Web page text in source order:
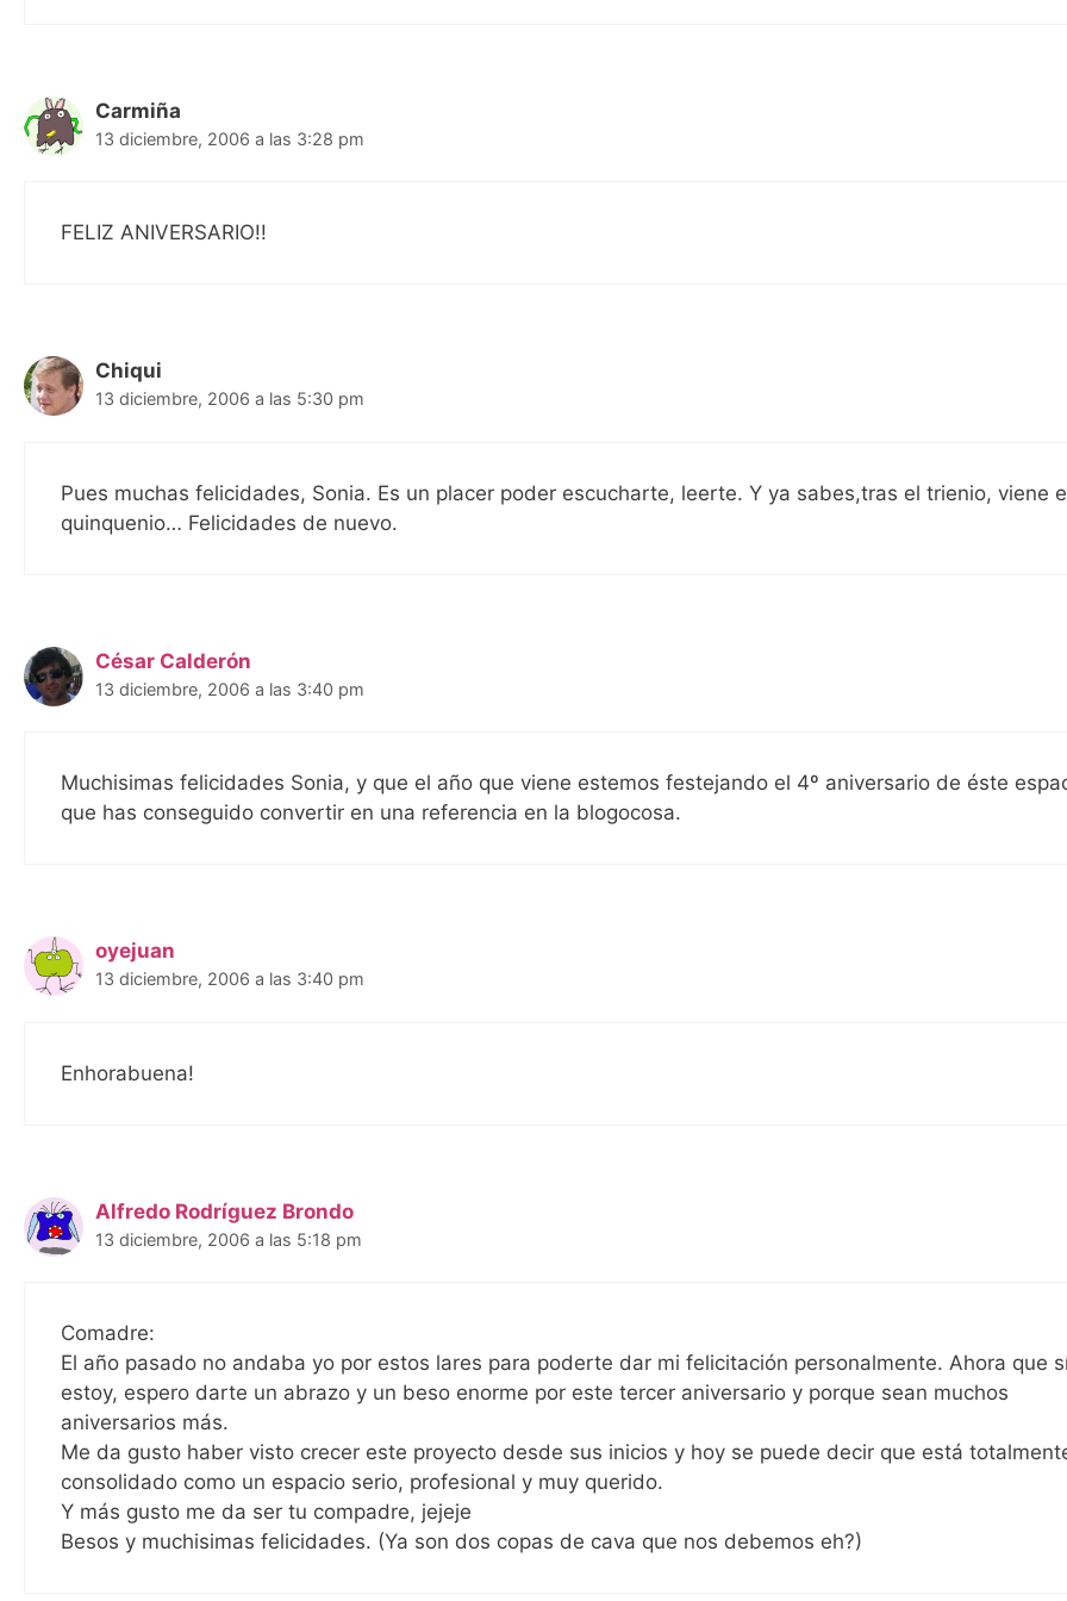
Carmiña
13 diciembre, 2006 a las 3:28 pm
FELIZ ANIVERSARIO!!
Chiqui
13 diciembre, 2006 a las 5:30 pm
Pues muchas felicidades, Sonia. Es un placer poder escucharte, leerte. Y ya sabes,tras el trienio, viene
quinquenio… Felicidades de nuevo.
César Calderón
13 diciembre, 2006 a las 3:40 pm
Muchisimas felicidades Sonia, y que el año que viene estemos festejando el 4º aniversario de éste
que has conseguido convertir en una referencia en la blogocosa.
oyejuan
13 diciembre, 2006 a las 3:40 pm
Enhorabuena!
Alfredo Rodríguez Brondo
13 diciembre, 2006 a las 5:18 pm
Comadre:
El año pasado no andaba yo por estos lares para poderte dar mi felicitación personalmente. Ahora que
estoy, espero darte un abrazo y un beso enorme por este tercer aniversario y porque sean muchos
aniversarios más.
Me da gusto haber visto crecer este proyecto desde sus inicios y hoy se puede decir que está
consolidado como un espacio serio, profesional y muy querido.
Y más gusto me da ser tu compadre, jejeje
Besos y muchisimas felicidades. (Ya son dos copas de cava que nos debemos eh?)